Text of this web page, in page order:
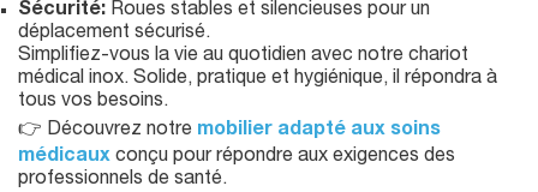
Sécurité: Roues stables et silencieuses pour un
déplacement sécurisé.
Simplifiez-vous la vie au quotidien avec notre chariot
médical inox. Solide, pratique et hygiénique, il répondra à
tous vos besoins.
👉 Découvrez notre mobilier adapté aux soins
médicaux conçu pour répondre aux exigences des
professionnels de santé.